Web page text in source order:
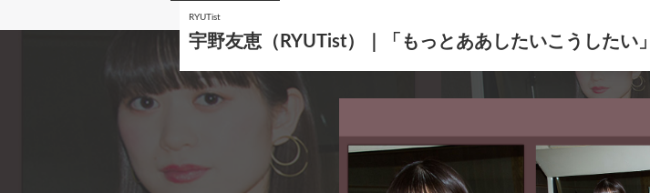
RYUTist
宇野友恵（RYUTist）｜「もっとああしたいこうした